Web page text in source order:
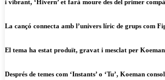
i vibrant, ‘Hivern’ et farà moure des del primer
La cançó connecta amb l’univers líric de grups com
El tema ha estat produït, gravat i mesclat per
Després de temes com ‘Instants’ o ‘Tu’, Koeman